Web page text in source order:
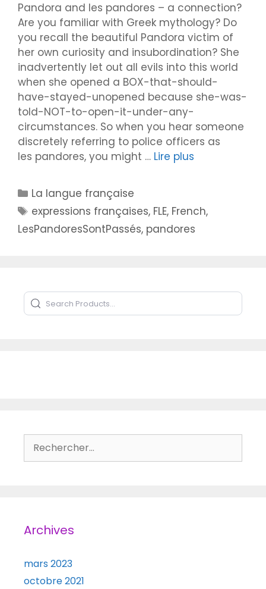
Pandora and les pandores – a connection?
Are you familiar with Greek mythology? Do
you recall the beautiful Pandora victim of
her own curiosity and insubordination? She
inadvertently let out all evils into this world
when she opened a BOX-that-should-
have-stayed-unopened because she-was-
told-NOT-to-open-it-under-any-
circumstances. So when you hear someone
discretely referring to police officers as
les pandores, you might … Lire plus
Catégories
La langue française
Étiquettes
expressions françaises, FLE, French,
LesPandoresSontPassés, pandores
Search Products
Type to search products
Rechercher :
Archives
mars 2023
octobre 2021